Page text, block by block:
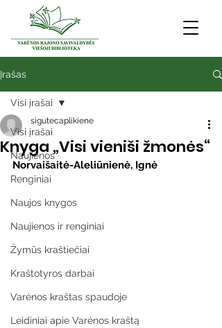
Įrašas
Visi įrašai
Naujienos
Renginiai
Naujos knygos
Naujienos ir renginiai
Žymūs kraštiečiai
Kraštotyros darbai
Varėnos kraštas spaudoje
Leidiniai apie Varėnos kraštą
Visi įrašai
Knyga „Visi vieniši žmonės“
sigutecaplikiene
Norvaišaitė-Aleliūnienė, Ignė